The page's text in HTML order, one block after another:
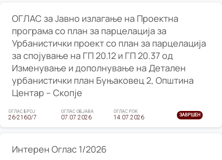
ОГЛАС за Јавно излагање на Проектна
програма со план за парцелација за
Урбанистички проект со план за парцелација
за спојување на ГП 20.12 и ГП 20.37 од
Изменување и дополнување на Детален
урбанистички план Буњаковец 2, Општина
Центар – Скопје
ОГЛАС БРОЈ
26-2160/7
ОГЛАС ОБЈАВА
07.07.2026
ОГЛАС РОК
14.07.2026 ЗАВРШЕН
Интерен Оглас 1/2026